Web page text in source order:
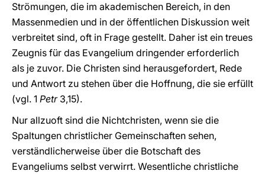
Strömungen, die im akademischen Bereich, in den
Massenmedien und in der öffentlichen Diskussion weit
verbreitet sind, oft in Frage gestellt. Daher ist ein treues
Zeugnis für das Evangelium dringender erforderlich
als je zuvor. Die Christen sind herausgefordert, Rede
und Antwort zu stehen über die Hoffnung, die sie erfüllt
(vgl. 1 Petr3,15).
Nur allzuoft sind die Nichtchristen, wenn sie die
Spaltungen christlicher Gemeinschaften sehen,
verständlicherweise über die Botschaft des
Evangeliums selbst verwirrt. Wesentliche christliche